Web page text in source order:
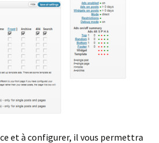
et à configurer, il vous permettra